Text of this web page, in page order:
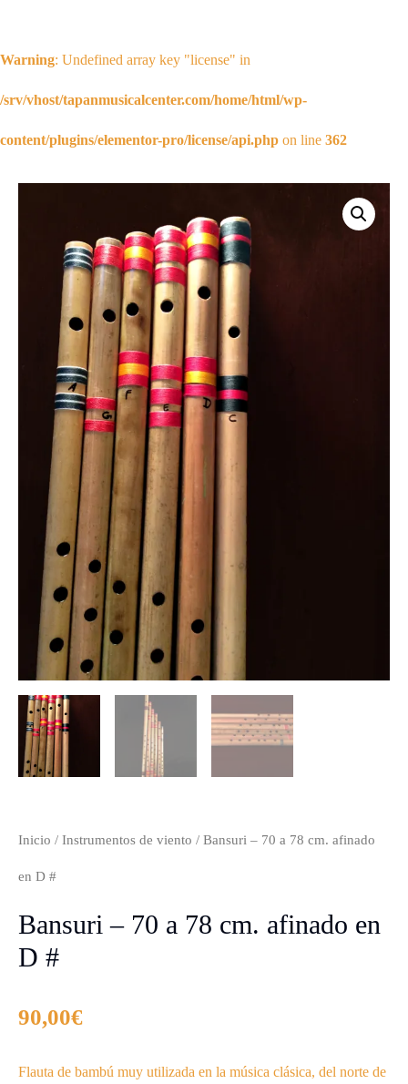
Warning: Undefined array key "license" in
/srv/vhost/tapanmusicalcenter.com/home/html/wp-
content/plugins/elementor-pro/license/api.php on line 362
Inicio / Instrumentos de viento / Bansuri – 70 a 78 cm. afinado
en D #
Bansuri – 70 a 78 cm. afinado en
D #
90,00€
Flauta de bambú muy utilizada en la música clásica, del norte de